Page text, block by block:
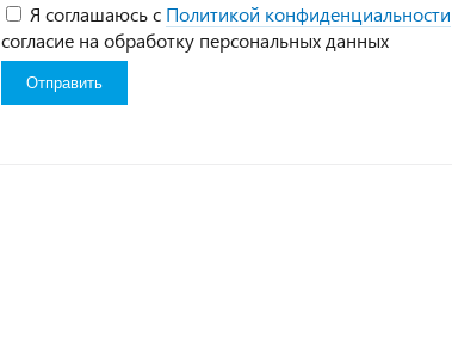
Я соглашаюсь с Политикой конфиденциальности
согласие на обработку персональных данных